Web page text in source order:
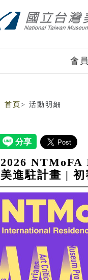
會
首頁 > 活動明細
2026
美進駐計畫 | 初